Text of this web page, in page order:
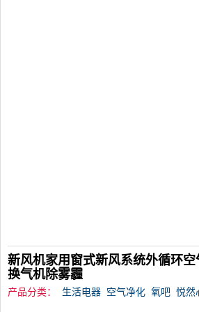
新风机家用窗式新风系统外循环
换气机除雾霾
产品分类： 生活电器 空气净化 氧吧 悦然